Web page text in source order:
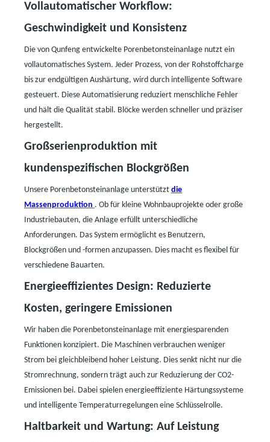
Vollautomatischer Workflow:
Geschwindigkeit und Konsistenz
Die von Qunfeng entwickelte Porenbetonsteinanlage nutzt ein
vollautomatisches System. Jeder Prozess, von der Rohstoffcharge
bis zur endgültigen Aushärtung, wird durch intelligente Software
gesteuert. Diese Automatisierung reduziert menschliche Fehler
und hält die Qualität stabil. Blöcke werden schneller und präziser
hergestellt.
Großserienproduktion mit
kundenspezifischen Blockgrößen
Unsere Porenbetonsteinanlage unterstützt die
Massenproduktion . Ob für kleine Wohnbauprojekte oder große
Industriebauten, die Anlage erfüllt unterschiedliche
Anforderungen. Das System ermöglicht es Benutzern,
Blockgrößen und -formen anzupassen. Dies macht es flexibel für
verschiedene Bauarten.
Energieeffizientes Design: Reduzierte
Kosten, geringere Emissionen
Wir haben die Porenbetonsteinanlage mit energiesparenden
Funktionen konzipiert. Die Maschinen verbrauchen weniger
Strom bei gleichbleibend hoher Leistung. Dies senkt nicht nur die
Stromrechnung, sondern trägt auch zur Reduzierung der CO2-
Emissionen bei. Dabei spielen energieeffiziente Härtungssysteme
und intelligente Temperaturregelungen eine Schlüsselrolle.
Haltbarkeit und Wartung: Auf Leistung